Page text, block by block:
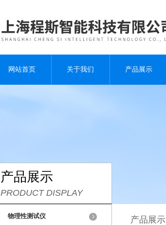
网站首页 关于我们 产品展示
产品展示
PRODUCT DISPLAY
物理性测试仪 产品展示